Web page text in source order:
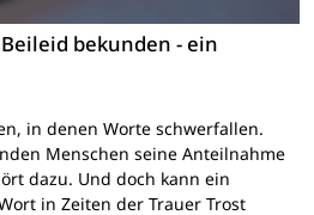
bekunden - ein
in denen Worte schwerfallen.
Menschen seine Anteilnahme
dazu. Und doch kann ein
in Zeiten der Trauer Trost